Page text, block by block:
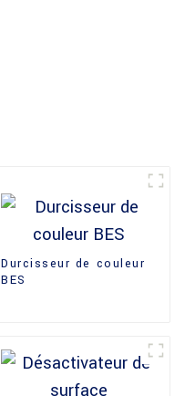
Durcisseur de couleur
BES